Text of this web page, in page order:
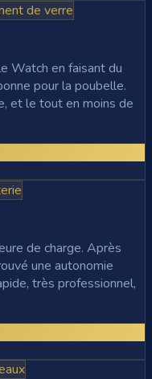
de verre
Watch en faisant du
pour la poubelle.
et le tout en moins de
de charge. Après
une autonomie
très professionnel,